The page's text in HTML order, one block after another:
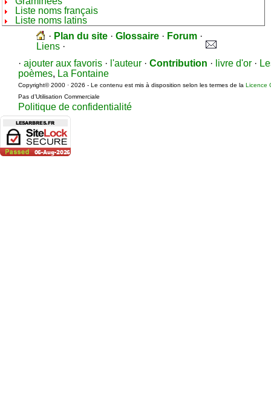
Liste noms français
Liste noms latins
· Plan du site · Glossaire · Forum ·
Liens ·
· ajouter aux favoris · l'auteur · Contribution · livre d'or ·
poèmes, La Fontaine
Copyright© 2000 · 2026 - Le contenu est mis à disposition selon les termes de la Licence
Pas d’Utilisation Commerciale
Politique de confidentialité